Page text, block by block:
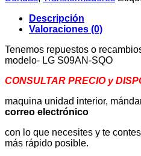
Descripción
Valoraciones (0)
Tenemos repuestos o
modelo- LG S09AN-SQO
CONSULTAR PRECIO y
maquina unidad interior,
correo electrónico
con lo que necesites y te
más rápido posible.